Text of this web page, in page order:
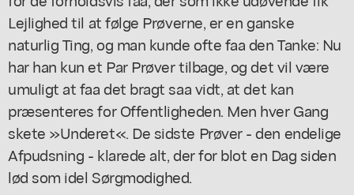
Lejlighed til at følge Prøverne, er en ganske
naturlig Ting, og man kunde ofte faa den Tanke: Nu
har han kun et Par Prøver tilbage, og det vil være
umuligt at faa det bragt saa vidt, at det kan
præsenteres for Offentligheden. Men hver Gang
skete »Underet«. De sidste Prøver - den endelige
Afpudsning - klarede alt, der for blot en Dag siden
lød som idel Sørgmodighed.